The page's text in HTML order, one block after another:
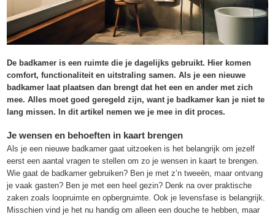
De badkamer is een ruimte die je dagelijks gebruikt. Hier komen
comfort, functionaliteit en uitstraling samen. Als je een nieuwe
badkamer laat plaatsen dan brengt dat het een en ander met zich
mee. Alles moet goed geregeld zijn, want je badkamer kan je niet te
lang missen. In dit artikel nemen we je mee in dit proces.
Je wensen en behoeften in kaart brengen
Als je een nieuwe badkamer gaat uitzoeken is het belangrijk om jezelf
eerst een aantal vragen te stellen om zo je wensen in kaart te brengen.
Wie gaat de badkamer gebruiken? Ben je met z’n tweeën, maar ontvang
je vaak gasten? Ben je met een heel gezin? Denk na over praktische
zaken zoals loopruimte en opbergruimte. Ook je levensfase is belangrijk.
Misschien vind je het nu handig om alleen een douche te hebben, maar